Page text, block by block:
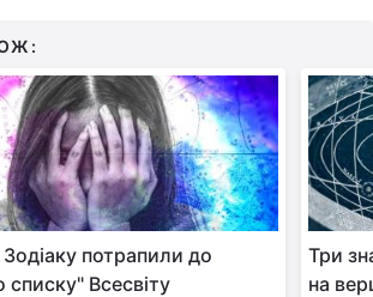
Зодіаку потрапили до
списку" Всесвіту
Три
на